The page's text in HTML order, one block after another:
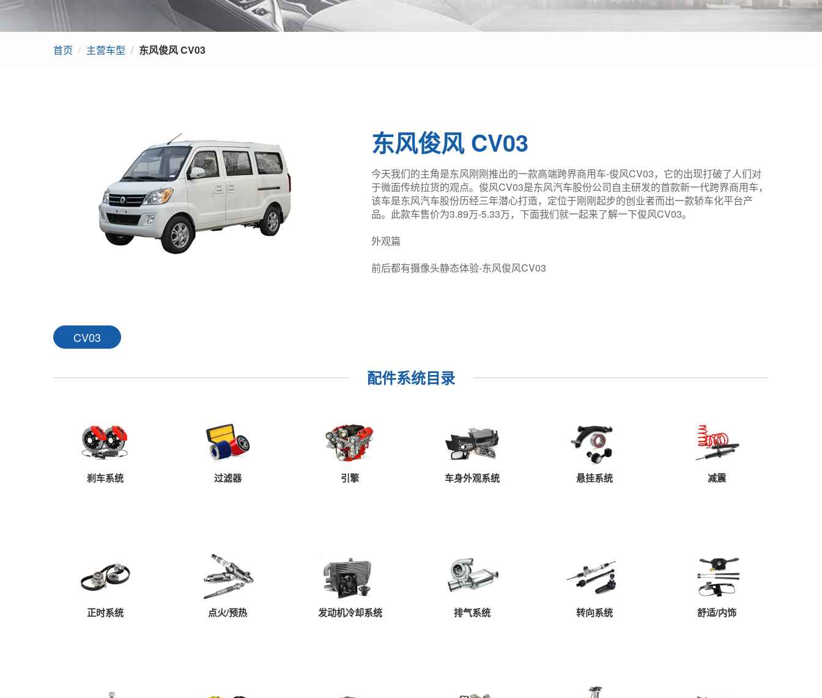
上汽名爵
首页 主营车型 东风俊风 CV03
东风俊风 CV03
今天我们的主角是东风刚刚推出的一款高端跨界商用车-俊风CV03，它的出现打破了人们对
于微面传统拉货的观点。俊风CV03是东风汽车股份公司自主研发的首款新一代跨界商用车，
该车是东风汽车股份历经三年潜心打造，定位于刚刚起步的创业者而出一款轿车化平台产
品。此款车售价为3.89万-5.33万，下面我们就一起来了解一下俊风CV03。
外观篇
前后都有摄像头静态体验-东风俊风CV03
前后都有摄像头静态体验-东风俊风CV03
拟了轿车的设计，为车头增加了几分商务感。非常值得一提的是，俊风CV03全系都配备了前
雾灯，大大提高了在特殊路况下的行车安全。
东风俊风CV03侧面造型明显区别于以往的微面，从侧面看比传统的微面前脸要稍长出一段，
整体看起来很像一款小号的MPV。后门采用了侧滑式双轨设计，对与乘客上下车辆和搬运货
尾部整体看起来跟普通的微面没有很大的区别，样子比较中规中矩，简单实用是主题。而唯
一的亮点设计是为了提高行车安全而设计的，内置高位LED刹车灯此配置为全系车型！有效
的提醒后方车辆，减低追尾事故发生几率！尾灯而是采用了单竖立式设计，和高位刹车灯相
互呼应！备胎并没有像轿车那样放置在后备箱内，是吸附在车身地盘上，有效的节约了整个
车身空间！在尾部下方隐藏着倒车摄像头，增加了安全性。
CV03
配件系统目录
刹车系统 过滤器 引擎 车身外观系统 悬挂系统 减震
正时系统 点火/预热 发动机冷却系统 排气系统 转向系统 舒适/内饰